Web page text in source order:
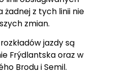
żadnej z tych linii nie
zmian.
jazdy są
Frýdlantska oraz w
Brodu i Semil.